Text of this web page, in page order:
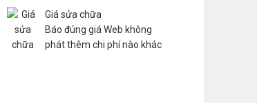
Giá sửa chữa
Báo đúng giá Web không
phát thêm chi phí nào khác